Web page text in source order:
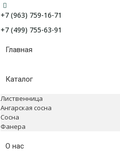
+7 (963) 759-16-71
+7 (499) 755-63-91
Главная
Каталог
Лиственница
Ангарская сосна
Сосна
Фанера
О нас